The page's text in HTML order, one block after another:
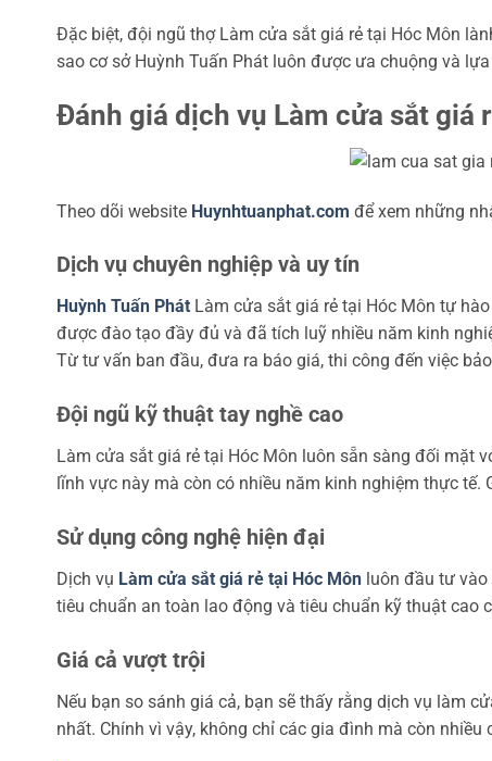
Đặc biệt, đội ngũ thợ Làm cửa sắt giá rẻ tại Hóc Môn
sao cơ sở Huỳnh Tuấn Phát luôn được ưa chuộng và
Đánh giá dịch vụ Làm cửa sắt giá
Theo dõi website Huynhtuanphat.com để xem những
Dịch vụ chuyên nghiệp và uy tín
Huỳnh Tuấn Phát Làm cửa sắt giá rẻ tại Hóc Môn tự
được đào tạo đầy đủ và đã tích luỹ nhiều năm kinh
Từ tư vấn ban đầu, đưa ra báo giá, thi công đến việc
Đội ngũ kỹ thuật tay nghề cao
Làm cửa sắt giá rẻ tại Hóc Môn luôn sẵn sàng đối mặt
lĩnh vực này mà còn có nhiều năm kinh nghiệm thực
Sử dụng công nghệ hiện đại
Dịch vụ Làm cửa sắt giá rẻ tại Hóc Môn luôn đầu tư vào
tiêu chuẩn an toàn lao động và tiêu chuẩn kỹ thuật
Giá cả vượt trội
Nếu bạn so sánh giá cả, bạn sẽ thấy rằng dịch vụ làm
nhất. Chính vì vậy, không chỉ các gia đình mà còn